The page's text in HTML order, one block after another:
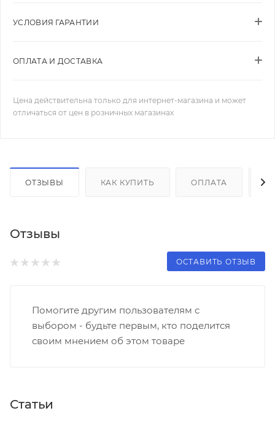
УСЛОВИЯ ГАРАНТИИ
ОПЛАТА И ДОСТАВКА
Цена действительна только для интернет-магазина и может
отличаться от цен в розничных магазинах
ОТЗЫВЫ КАК КУПИТЬ ОПЛАТА
Отзывы
ОСТАВИТЬ ОТЗЫВ
Помогите другим пользователям с
выбором - будьте первым, кто поделится
своим мнением об этом товаре
Статьи